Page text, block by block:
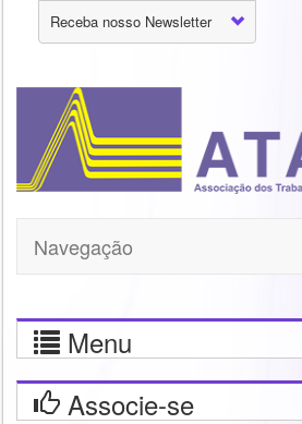
Receba nosso Newsletter
Navegação
Menu
Associe-se